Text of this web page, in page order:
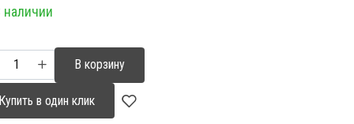
₽.
наличии
В корзину
Купить в один клик